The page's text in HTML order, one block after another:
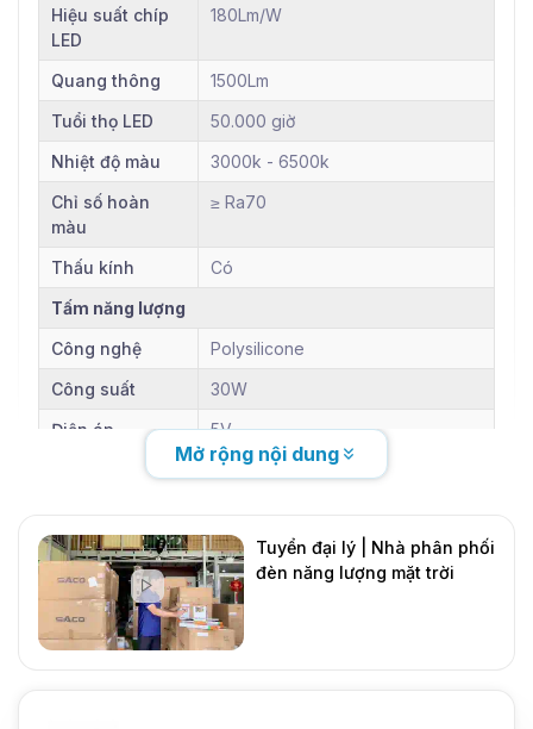
Hiệu suất chíp
LED
180Lm/W
Quang thông
1500Lm
Tuổi thọ LED
50.000 giờ
Nhiệt độ màu
3000k - 6500k
Chỉ số hoàn
màu
≥ Ra70
Thấu kính
Có
Tấm năng lượng
Công nghệ
Polysilicone
Công suất
30W
Điện áp
5V
Pin lưu trữ
Công nghệ
LiFePO4
Dung lượng
25Ah
Mở rộng nội dung
Tuyển đại lý | Nhà phân phối
đèn năng lượng mặt trời